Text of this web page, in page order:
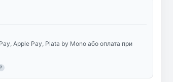
Apple Pay, Plata by Mono або оплата при
?